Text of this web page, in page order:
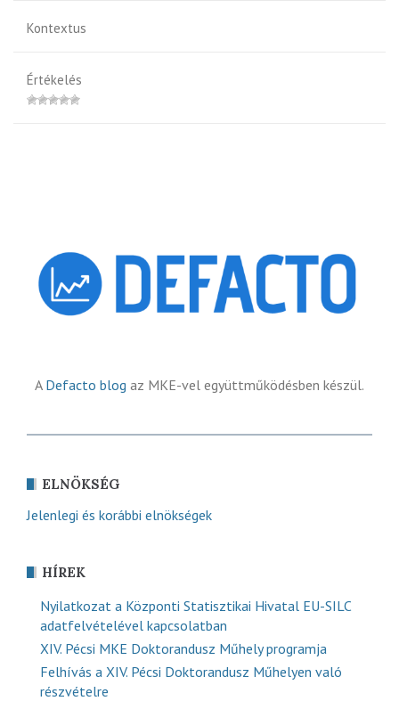
Kontextus
Értékelés
A Defacto blog az MKE-vel együttműködésben készül.
ELNÖKSÉG
Jelenlegi és korábbi elnökségek
HÍREK
Nyilatkozat a Központi Statisztikai Hivatal EU-SILC
adatfelvételével kapcsolatban
XIV. Pécsi MKE Doktorandusz Műhely programja
Felhívás a XIV. Pécsi Doktorandusz Műhelyen való
részvételre